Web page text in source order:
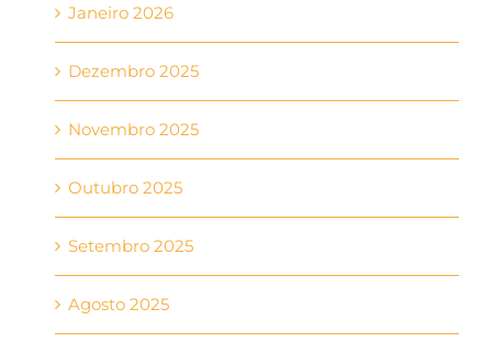
Janeiro 2026
Dezembro 2025
Novembro 2025
Outubro 2025
Setembro 2025
Agosto 2025